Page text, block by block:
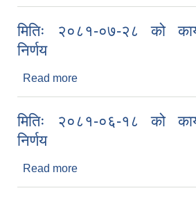
मितिः २०८१-०७-२८ को
निर्णय
Read more
मितिः २०८१-०६-१८ को
निर्णय
Read more